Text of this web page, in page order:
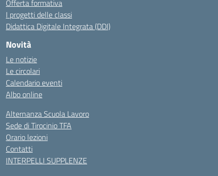
Offerta formativa
I progetti delle classi
Didattica Digitale Integrata (DDI)
Novità
Le notizie
Le circolari
Calendario eventi
Albo online
Alternanza Scuola Lavoro
Sede di Tirocinio TFA
Orario lezioni
Contatti
INTERPELLI SUPPLENZE